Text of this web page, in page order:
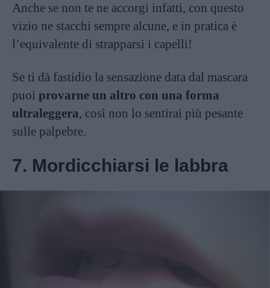
Anche se non te ne accorgi infatti, con questo
vizio ne stacchi sempre alcune, e in pratica è
l’equivalente di strapparsi i capelli!
Se ti dà fastidio la sensazione data dal mascara
puoi provarne un altro con una forma
ultraleggera, così non lo sentirai più pesante
sulle palpebre.
7. Mordicchiarsi le labbra